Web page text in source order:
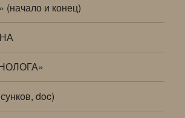
(начало и конец)
doc)